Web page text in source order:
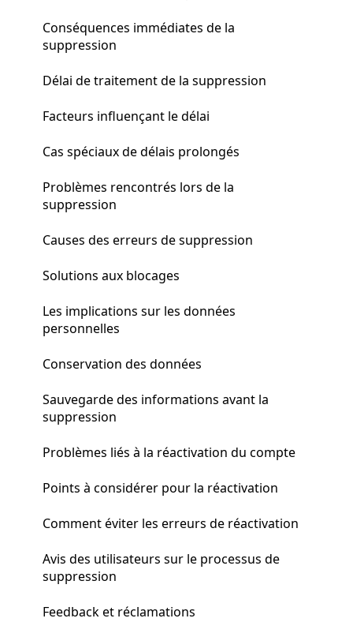
Conséquences immédiates de la
suppression
Délai de traitement de la suppression
Facteurs influençant le délai
Cas spéciaux de délais prolongés
Problèmes rencontrés lors de la
suppression
Causes des erreurs de suppression
Solutions aux blocages
Les implications sur les données
personnelles
Conservation des données
Sauvegarde des informations avant la
suppression
Problèmes liés à la réactivation du compte
Points à considérer pour la réactivation
Comment éviter les erreurs de réactivation
Avis des utilisateurs sur le processus de
suppression
Feedback et réclamations